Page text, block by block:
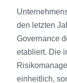
den letzten
Governance
etabliert. Die
einheitlich,